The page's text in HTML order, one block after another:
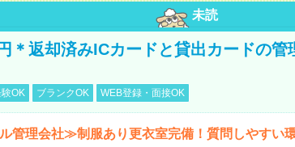
未読
＊返却済みICカードと貸出カードの管
OK ブランクOK WEB登録・面接OK
管理会社≫制服あり更衣室完備！質問しやすい